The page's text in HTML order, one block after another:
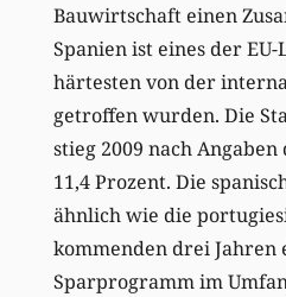
Bauwirtschaft einen
Spanien ist eines der
härtesten von der
getroffen wurden. Die
stieg 2009 nach
11,4 Prozent. Die
ähnlich wie die
kommenden drei Jahren
Sparprogramm im